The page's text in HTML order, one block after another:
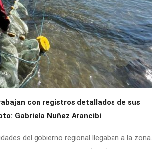
con registros detallados de sus
Gabriela Nuñez Arancibi
del gobierno regional llegaban a la zona.